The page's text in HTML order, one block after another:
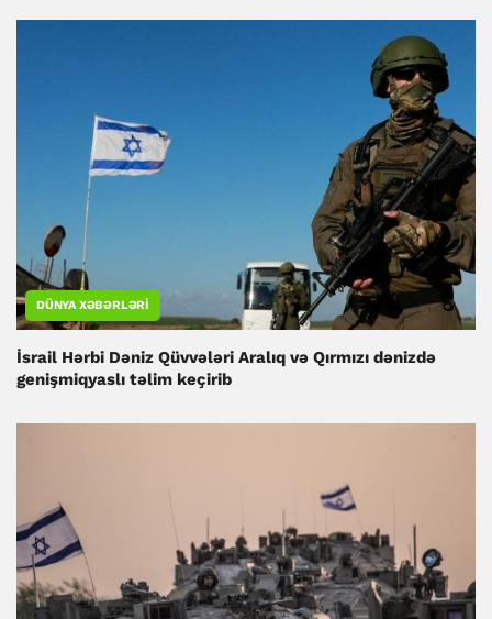
DÜNYA XƏBƏRLƏRI
İsrail Hərbi Dəniz Qüvvələri Aralıq və Qırmızı dənizdə
genişmiqyaslı təlim keçirib